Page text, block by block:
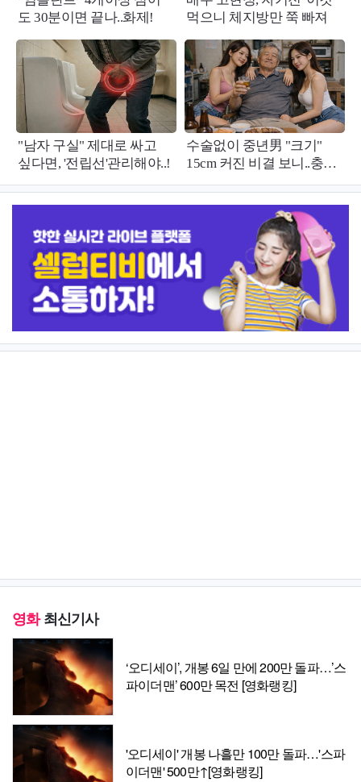
영화최신기사
‘오디세이’, 개봉 6일 만에 200만 돌파…’스
파이더맨’ 600만 목전 [영화랭킹]
'오디세이' 개봉 나흘만 100만 돌파…'스파
이더맨' 500만↑[영화랭킹]